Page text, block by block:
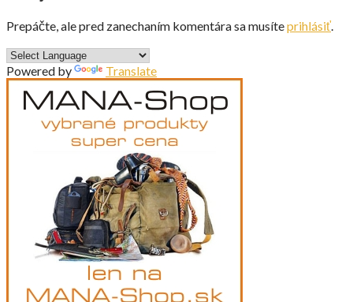
článku
Prepáčte, ale pred zanechaním komentára sa musíteprihlásiť.
Powered by Translate